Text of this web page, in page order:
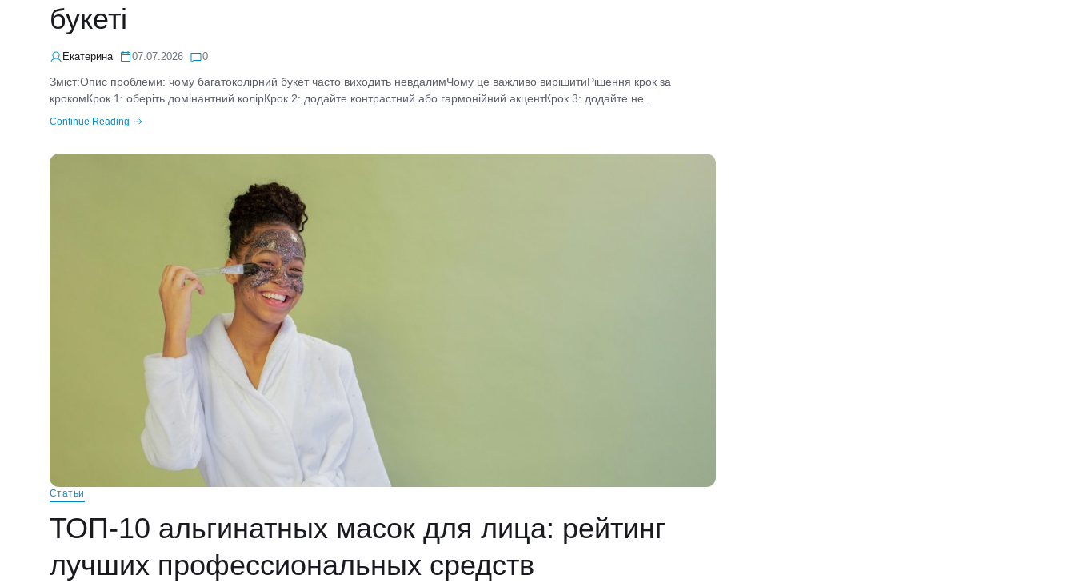
букеті
Екатерина 07.07.2026 0
Зміст:Опис проблеми: чому багатоколірний букет часто виходить невдалимЧому це важливо вирішитиРішення крок за
крокомКрок 1: оберіть домінантний колірКрок 2: додайте контрастний або гармонійний акцентКрок 3: додайте не...
Continue Reading
Статьи
ТОП-10 альгинатных масок для лица: рейтинг
лучших профессиональных средств